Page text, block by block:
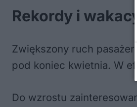
Rekordy i
Zwiększony ruch
pod koniec kwietnia. W
Do wzrostu